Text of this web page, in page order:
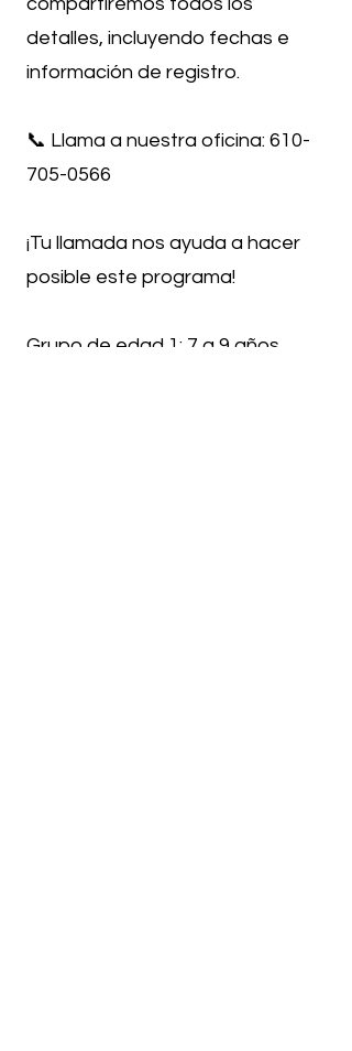
detalles, incluyendo fechas e
información de registro.
📞 Llama a nuestra oficina: 610-
705-0566
¡Tu llamada nos ayuda a hacer
posible este programa!
Grupo de edad 1: 7 a 9 años